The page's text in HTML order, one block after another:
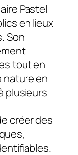
Pastel
en lieux
Son
tout en
nature en
plusieurs
créer des